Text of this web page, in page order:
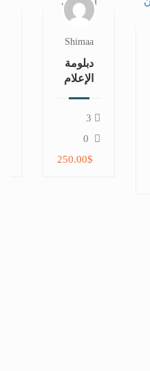
Shimaa
دبلومة
الإعلام
المجال
الرياضي
3
250.00$